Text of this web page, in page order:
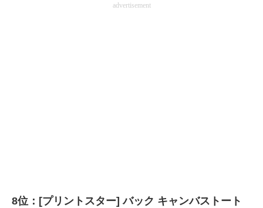
advertisement
8位：[プリントスター] バック キャンバストート